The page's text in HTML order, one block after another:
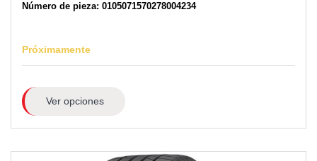
Número de pieza: 0105071570278004234
Próximamente
Ver opciones